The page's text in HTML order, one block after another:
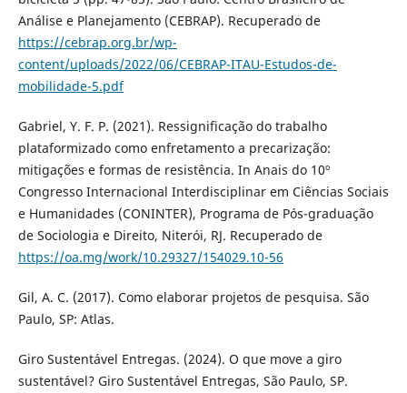
Análise e Planejamento (CEBRAP). Recuperado de
https://cebrap.org.br/wp-
content/uploads/2022/06/CEBRAP-ITAU-Estudos-de-
mobilidade-5.pdf
Gabriel, Y. F. P. (2021). Ressignificação do trabalho
plataformizado como enfretamento a precarização:
mitigações e formas de resistência. In Anais do 10º
Congresso Internacional Interdisciplinar em Ciências Sociais
e Humanidades (CONINTER), Programa de Pós-graduação
de Sociologia e Direito, Niterói, RJ. Recuperado de
https://oa.mg/work/10.29327/154029.10-56
Gil, A. C. (2017). Como elaborar projetos de pesquisa. São
Paulo, SP: Atlas.
Giro Sustentável Entregas. (2024). O que move a giro
sustentável? Giro Sustentável Entregas, São Paulo, SP.